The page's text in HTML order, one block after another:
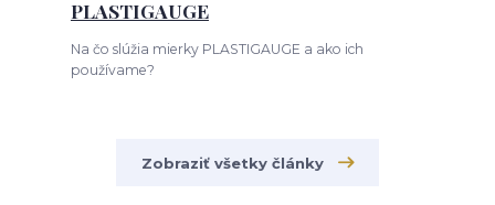
PLASTIGAUGE
Na čo slúžia mierky PLASTIGAUGE a ako ich
používame?
Zobraziť všetky články